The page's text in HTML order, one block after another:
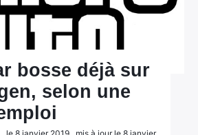
bosse déjà sur
selon une